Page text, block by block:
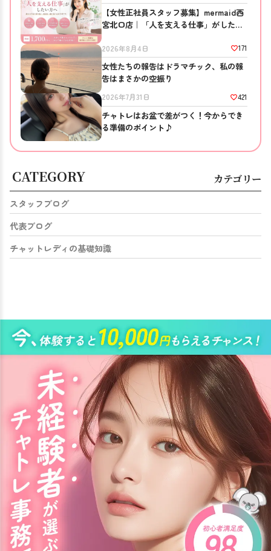
【女性正社員スタッフ募集】mermaid西
宮北口店｜「人を支える仕事」がしたい
2026年8月4日 171
女性たちの報告はドラマチック、私の報
告はまさかの空振り
2026年7月31日 421
チャトレはお盆で差がつく！今からでき
る準備のポイント♪
CATEGORY カテゴリー
スタッフブログ
代表ブログ
チャットレディの基礎知識